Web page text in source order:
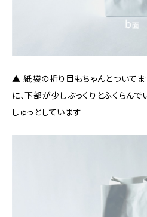
▲ 紙袋の折り目もちゃんとついてま
に、下部が少しぷっくりとふくらんで
しゅっとしています